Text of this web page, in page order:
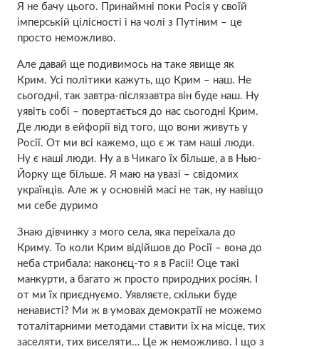
Я не бачу цього. Принаймні поки Росія у своїй
імперській цілісності і на чолі з Путіним – це
просто неможливо.
Але давай ще подивимось на таке явище як
Крим. Усі політики кажуть, що Крим – наш. Не
сьогодні, так завтра-післязавтра він буде наш. Ну
уявіть собі – повертається до нас сьогодні Крим.
Де люди в ейфорії від того, що вони живуть у
Росії. От ми всі кажемо, що є ж там наші люди.
Ну є наші люди. Ну а в Чикаго їх більше, а в Нью-
Йорку ще більше. Я маю на увазі – свідомих
українців. Але ж у основній масі не так, ну навіщо
ми себе дуримо
Знаю дівчинку з мого села, яка переїхала до
Криму. То коли Крим відійшов до Росії – вона до
неба стрибала: наконєц-то я в Расіі! Оце такі
манкурти, а багато ж просто природних росіян. І
от ми їх приєднуємо. Уявляєте, скільки буде
ненависті? Ми ж в умовах демократії не можемо
тоталітарними методами ставити їх на місце, тих
заселяти, тих виселяти… Це ж неможливо. І що з